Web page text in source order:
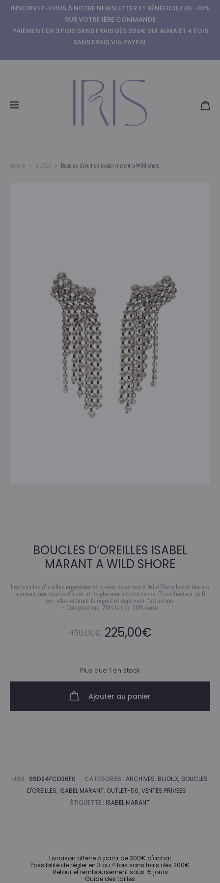
INSCRIVEZ-VOUS À NOTRE NEWSLETTER ET BÉNÉFICIEZ DE -10%
SUR VOTRE 1ÈRE COMMANDE
PAIEMENT EN 3 FOIS SANS FRAIS DÈS 200€ VIA ALMA ET 4 FOIS
SANS FRAIS VIA PAYPAL
Accueil BIJOUX Boucles d’oreilles isabel marant a Wild shore
BOUCLES D’OREILLES ISABEL
MARANT A WILD SHORE
Les boucles d’oreilles argentées et ornées de strass A Wild Shore Isabel Marant
ajoutent une touche d’éclat et de glamour à toute tenue. D’une hauteur de 8
cm, elles attirent le regard et captivent l’attention.
– Composition : 70% laiton, 30% verre.
450,00€ Le
initial
était :
225,00€Le
actuel
Plus que 1 en stock
Ajouter au panier
UGS : 99D24FCD36F0 CATÉGORIES : ARCHIVES, BIJOUX, BOUCLES
D'OREILLES, ISABEL MARANT, OUTLET-50, VENTES PRIVEES
ÉTIQUETTE : ISABEL MARANT
Livraison offerte à partir de 300€ d'achat
Possibilité de régler en 3 ou 4 fois sans frais dès 200€
Retour et remboursement sous 15 jours
Guide des tailles